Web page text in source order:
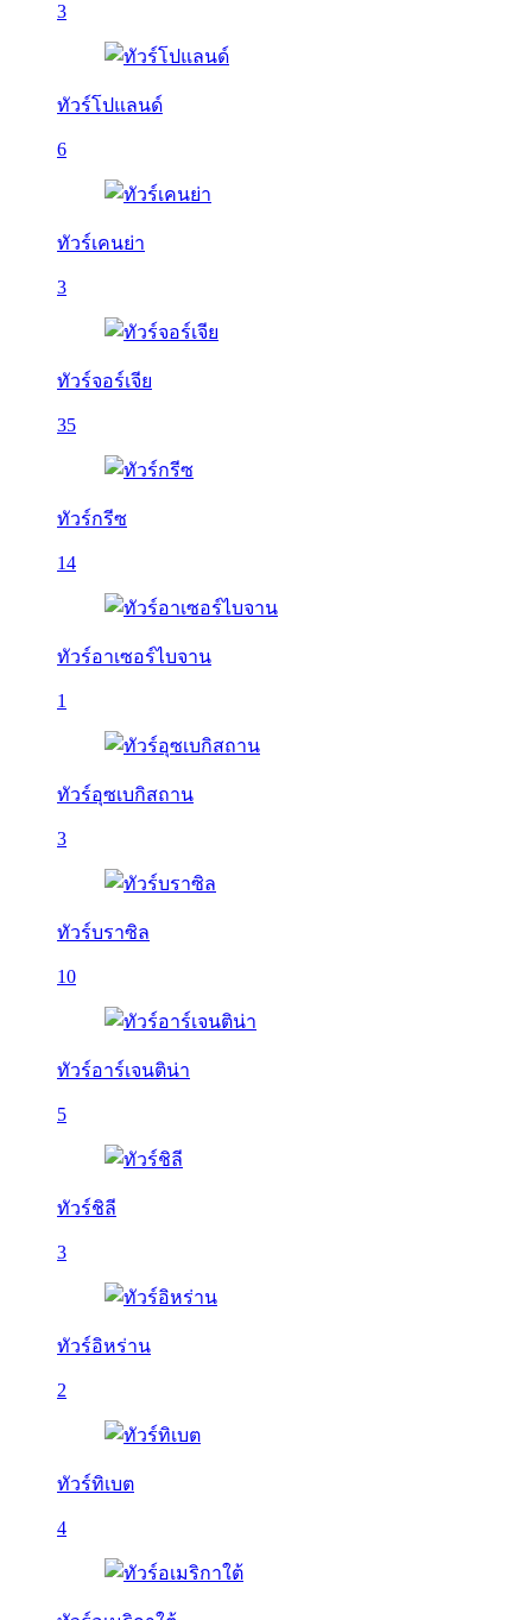
3
ทัวร์โปแลนด์
6
ทัวร์เคนย่า
3
ทัวร์จอร์เจีย
35
ทัวร์กรีซ
14
ทัวร์อาเซอร์ไบจาน
1
ทัวร์อุซเบกิสถาน
3
ทัวร์บราซิล
10
ทัวร์อาร์เจนติน่า
5
ทัวร์ชิลี
3
ทัวร์อิหร่าน
2
ทัวร์ทิเบต
4